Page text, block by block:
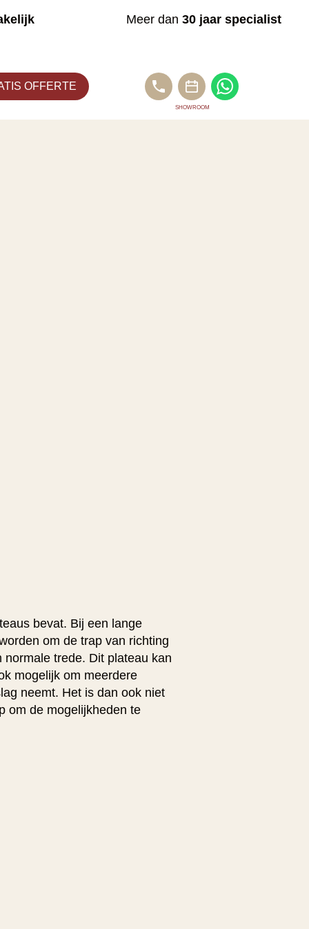
Meer dan 30 jaar specialist
OFFERTE
BEL
ONS
SHOWROOM
bevat. Bij een lange
om de trap van richting
trede. Dit plateau kan
mogelijk om meerdere
neemt. Het is dan ook niet
om de mogelijkheden te